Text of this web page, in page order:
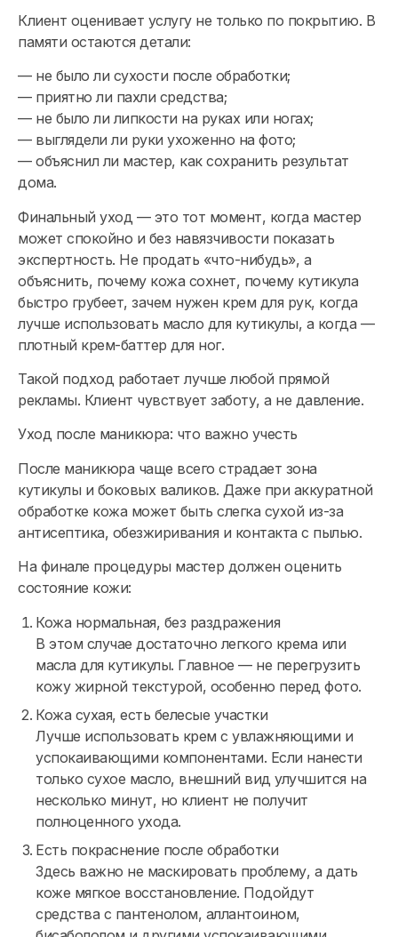
Клиент оценивает услугу не только по покрытию. В
памяти остаются детали:
— не было ли сухости после обработки;
— приятно ли пахли средства;
— не было ли липкости на руках или ногах;
— выглядели ли руки ухоженно на фото;
— объяснил ли мастер, как сохранить результат
дома.
Финальный уход — это тот момент, когда мастер
может спокойно и без навязчивости показать
экспертность. Не продать «что-нибудь», а
объяснить, почему кожа сохнет, почему кутикула
быстро грубеет, зачем нужен крем для рук, когда
лучше использовать масло для кутикулы, а когда —
плотный крем-баттер для ног.
Такой подход работает лучше любой прямой
рекламы. Клиент чувствует заботу, а не давление.
Уход после маникюра: что важно учесть
После маникюра чаще всего страдает зона
кутикулы и боковых валиков. Даже при аккуратной
обработке кожа может быть слегка сухой из-за
антисептика, обезжиривания и контакта с пылью.
На финале процедуры мастер должен оценить
состояние кожи:
Кожа нормальная, без раздражения
В этом случае достаточно легкого крема или
масла для кутикулы. Главное — не перегрузить
кожу жирной текстурой, особенно перед фото.
Кожа сухая, есть белесые участки
Лучше использовать крем с увлажняющими и
успокаивающими компонентами. Если нанести
только сухое масло, внешний вид улучшится на
несколько минут, но клиент не получит
полноценного ухода.
Есть покраснение после обработки
Здесь важно не маскировать проблему, а дать
коже мягкое восстановление. Подойдут
средства с пантенолом, аллантоином,